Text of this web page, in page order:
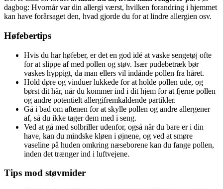
dagbog: Hvornår var din allergi værst, hvilken forandring i hjemmet
kan have forårsaget den, hvad gjorde du for at lindre allergien osv.
Høfebertips
Hvis du har høfeber, er det en god idé at vaske sengetøj ofte
for at slippe af med pollen og støv. Især pudebetræk bør
vaskes hyppigt, da man ellers vil indånde pollen fra håret.
Hold døre og vinduer lukkede for at holde pollen ude, og
børst dit hår, når du kommer ind i dit hjem for at fjerne pollen
og andre potentielt allergifremkaldende partikler.
Gå i bad om aftenen for at skylle pollen og andre allergener
af, så du ikke tager dem med i seng.
Ved at gå med solbriller udenfor, også når du bare er i din
have, kan du mindske kløen i øjnene, og ved at smøre
vaseline på huden omkring næseborene kan du fange pollen,
inden det trænger ind i luftvejene.
Tips mod støvmider